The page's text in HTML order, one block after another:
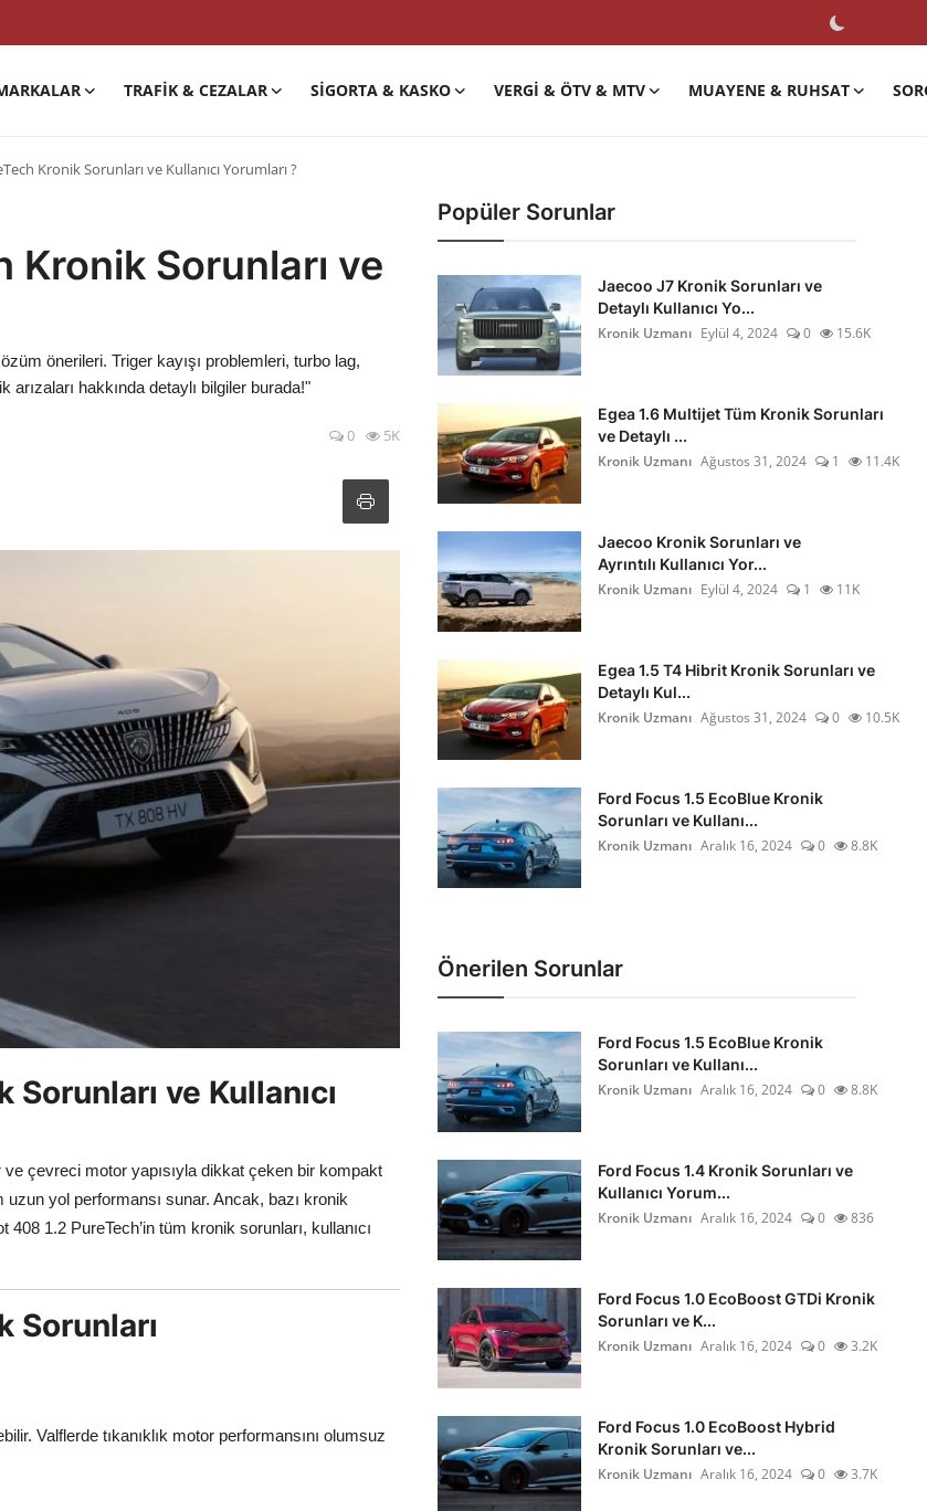
TRAFIK & CEZALAR SIGORTA & KASKO VERGI & ÖTV & MTV MUAYENE & RUHSAT
Kronik Sorunları ve Kullanıcı Yorumları ?
Kronik Sorunları ve
önerileri. Triger kayışı problemleri, turbo lag,
hakkında detaylı bilgiler burada!"
0 5K
ve Kullanıcı
çevreci motor yapısıyla dikkat çeken bir kompakt
yol performansı sunar. Ancak, bazı kronik
1.2 PureTech’in tüm kronik sorunları, kullanıcı
Sorunları
Valflerde tıkanıklık motor performansını olumsuz
Popüler Sorunlar
Jaecoo J7 Kronik Sorunları ve
Detaylı Kullanıcı Yo...
Kronik Uzmanı Eylül 4, 2024 0 15.6K
Egea 1.6 Multijet Tüm Kronik Sorunları
ve Detaylı ...
Kronik Uzmanı Ağustos 31, 2024 1 11.4K
Jaecoo Kronik Sorunları ve
Ayrıntılı Kullanıcı Yor...
Kronik Uzmanı Eylül 4, 2024 1 11K
Egea 1.5 T4 Hibrit Kronik Sorunları ve
Detaylı Kul...
Kronik Uzmanı Ağustos 31, 2024 0 10.5K
Ford Focus 1.5 EcoBlue Kronik
Sorunları ve Kullanı...
Kronik Uzmanı Aralık 16, 2024 0 8.8K
Önerilen Sorunlar
Ford Focus 1.5 EcoBlue Kronik
Sorunları ve Kullanı...
Kronik Uzmanı Aralık 16, 2024 0 8.8K
Ford Focus 1.4 Kronik Sorunları ve
Kullanıcı Yorum...
Kronik Uzmanı Aralık 16, 2024 0 836
Ford Focus 1.0 EcoBoost GTDi Kronik
Sorunları ve K...
Kronik Uzmanı Aralık 16, 2024 0 3.2K
Ford Focus 1.0 EcoBoost Hybrid
Kronik Sorunları ve...
Kronik Uzmanı Aralık 16, 2024 0 3.7K